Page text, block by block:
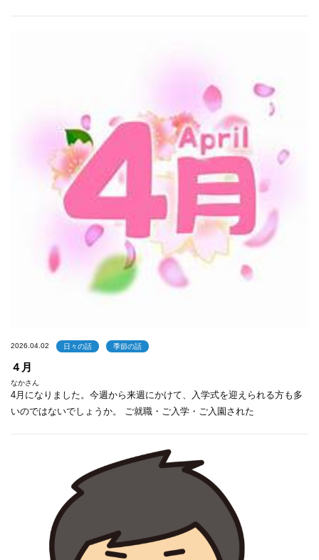
2026.04.02 日々の話 季節の話
４月
なかさん
4月になりました。今週から来週にかけて、入学式を迎えられる方も多
いのではないでしょうか。 ご就職・ご入学・ご入園された